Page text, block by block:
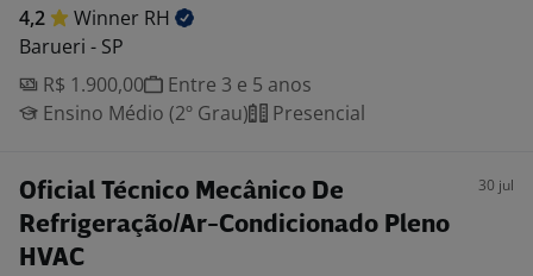
4,2 Winner RH
Barueri - SP
R$ 1.900,00
Entre 3 e 5 anos
Ensino Médio (2º Grau)
Presencial
Oficial Técnico Mecânico De
Refrigeração/Ar-Condicionado Pleno
HVAC
30 jul